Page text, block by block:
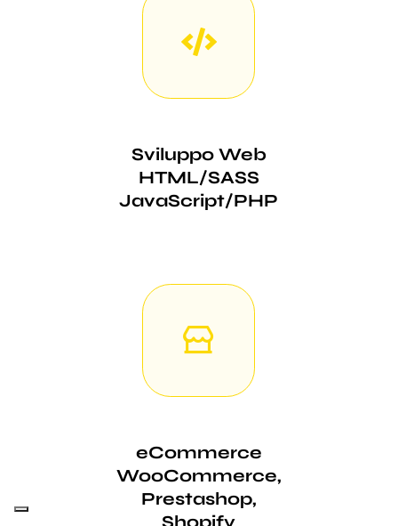
Sviluppo Web
HTML/SASS
JavaScript/PHP
eCommerce
WooCommerce,
Prestashop,